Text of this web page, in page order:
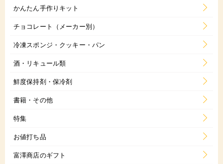
かんたん手作りキット
チョコレート（メーカー別）
冷凍スポンジ・クッキー・パン
酒・リキュール類
鮮度保持剤・保冷剤
書籍・その他
特集
お値打ち品
富澤商店のギフト